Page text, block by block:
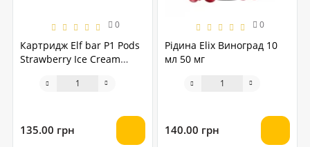
0
Картридж Elf bar P1 Pods
Strawberry Ice Cream
135.00 грн
0
Рідина Elix Виноград 10
мл 50 мг
140.00 грн